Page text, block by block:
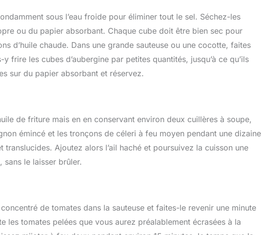
sous l’eau froide pour éliminer tout le sel. Séchez-les
ou du papier absorbant. Chaque cube doit être bien sec pour
d’huile chaude. Dans une grande sauteuse ou une cocotte, faites
frire les cubes d’aubergine par petites quantités, jusqu’à ce qu’ils
sur du papier absorbant et réservez.
de friture mais en en conservant environ deux cuillères à soupe,
émincé et les tronçons de céleri à feu moyen pendant une dizaine
translucides. Ajoutez alors l’ail haché et poursuivez la cuisson une
sans le laisser brûler.
de tomates dans la sauteuse et faites-le revenir une minute
les tomates pelées que vous aurez préalablement écrasées à la